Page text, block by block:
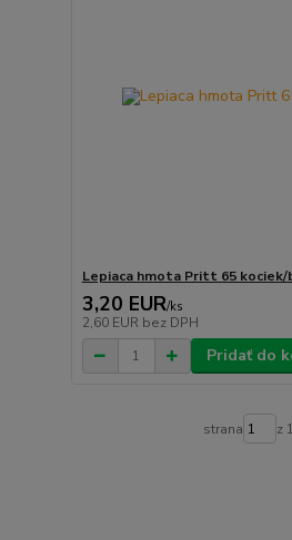
Lepiaca hmota Pritt 65 kociek/
3,20 EUR/ks
2,60 EUR bez DPH
Pridať do
strana z 1